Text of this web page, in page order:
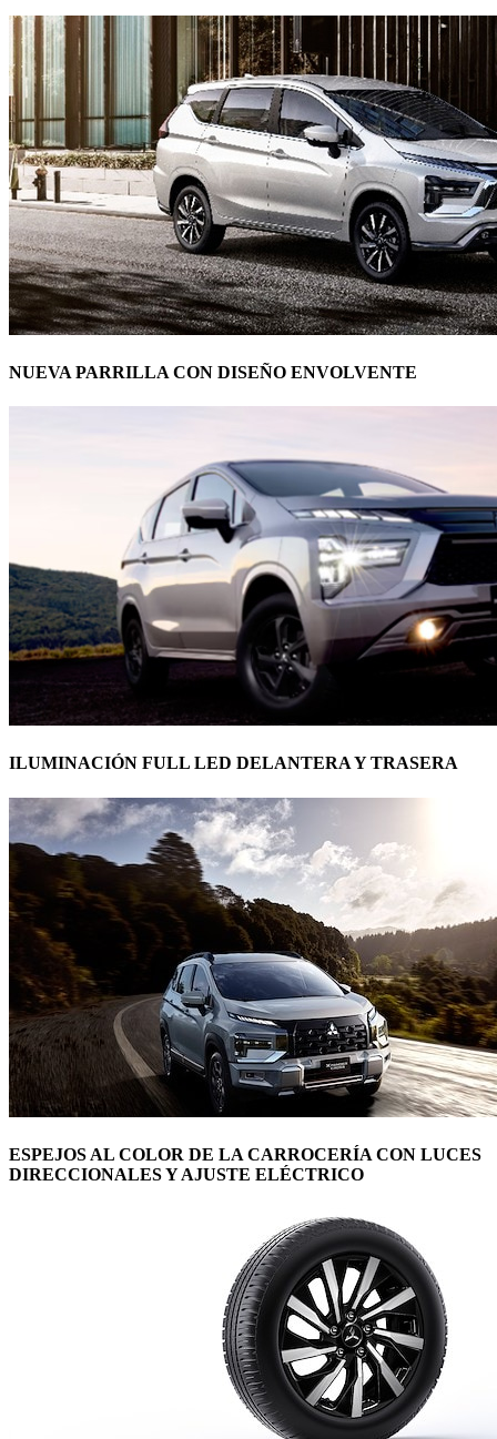
NUEVA PARRILLA CON DISEÑO ENVOLVENTE
ILUMINACIÓN FULL LED DELANTERA Y TRASERA
ESPEJOS AL COLOR DE LA CARROCERÍA CON LUCES
DIRECCIONALES Y AJUSTE ELÉCTRICO